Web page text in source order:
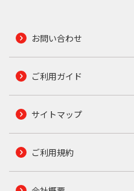
お問い合わせ
ご利用ガイド
サイトマップ
ご利用規約